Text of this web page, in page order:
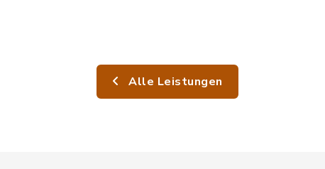
Alle Leistungen